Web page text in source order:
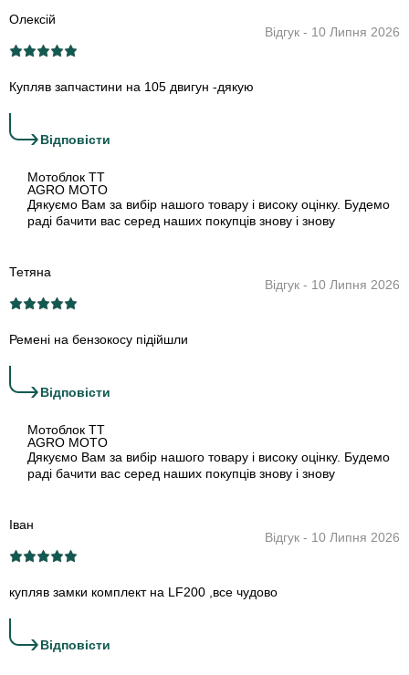
Олексій
Відгук - 10 Липня 2026
Купляв запчастини на 105 двигун -дякую
›Відповіcти
Мотоблок TT
AGRO MOTO
Дякуємо Вам за вибір нашого товару і високу оцінку. Будемо
раді бачити вас серед наших покупців знову і знову
Тетяна
Відгук - 10 Липня 2026
Ремені на бензокосу підійшли
›Відповіcти
Мотоблок TT
AGRO MOTO
Дякуємо Вам за вибір нашого товару і високу оцінку. Будемо
раді бачити вас серед наших покупців знову і знову
Іван
Відгук - 10 Липня 2026
купляв замки комплект на LF200 ,все чудово
›Відповіcти